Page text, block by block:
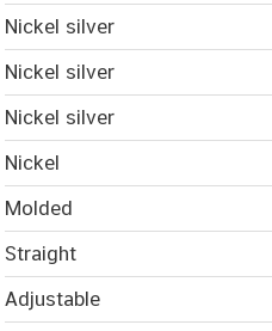
Nickel silver
Nickel silver
Nickel silver
Nickel
Molded
Straight
Adjustable